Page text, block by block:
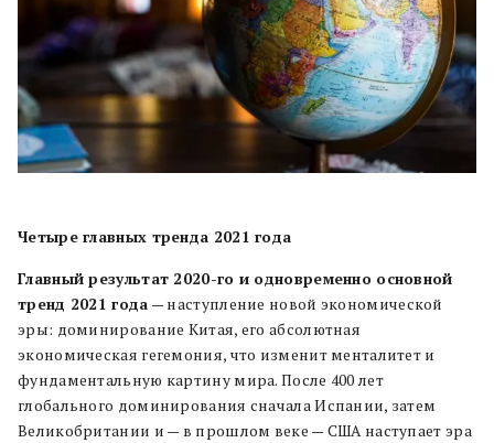
Четыре главных тренда 2021 года
Главный результат 2020-го и одновременно основной
тренд 2021 года — наступление новой экономической
эры: доминирование Китая, его абсолютная
экономическая гегемония, что изменит менталитет и
фундаментальную картину мира. После 400 лет
глобального доминирования сначала Испании, затем
Великобритании и — в прошлом веке — США наступает эра